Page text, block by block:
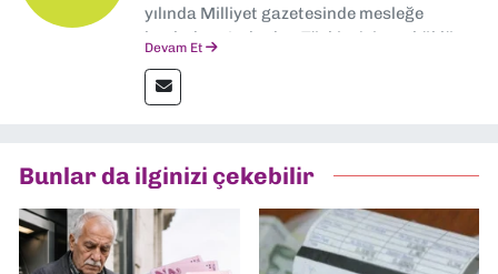
yılında Milliyet gazetesinde mesleğe
başladım. Ardından Türkiye’nin en köklü
muhabir, editör, müdür yardımcısı ve spor
müdürü olarak görev yaptım. Ayrıca Yeni
Gazetesi'nde editörlük yapıyorum
Devam Et
Bunlar da ilginizi çekebilir